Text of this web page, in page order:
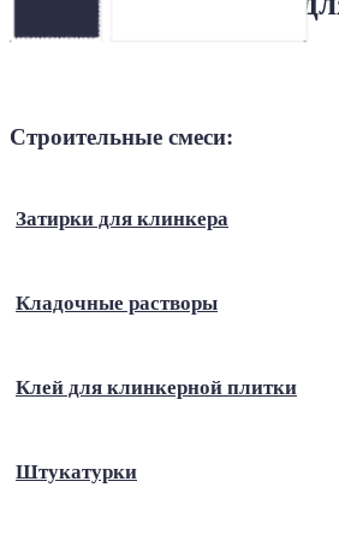
Строительные смеси:
Затирки для клинкера
Кладочные растворы
Клей для клинкерной плитки
Штукатурки